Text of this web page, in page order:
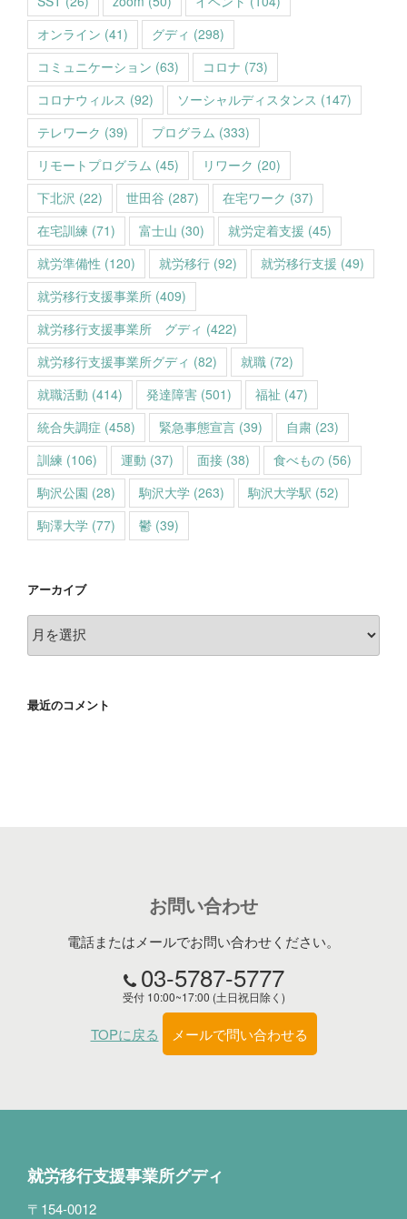
オンライン (41) グディ (298)
コミュニケーション (63) コロナ (73)
コロナウィルス (92) ソーシャルディスタンス (147)
テレワーク (39) プログラム (333)
リモートプログラム (45) リワーク (20)
下北沢 (22) 世田谷 (287) 在宅ワーク (37)
在宅訓練 (71) 富士山 (30) 就労定着支援 (45)
就労準備性 (120) 就労移行 (92) 就労移行支援 (49)
就労移行支援事業所 (409)
就労移行支援事業所 グディ (422)
就労移行支援事業所グディ (82) 就職 (72)
就職活動 (414) 発達障害 (501) 福祉 (47)
統合失調症 (458) 緊急事態宣言 (39) 自粛 (23)
訓練 (106) 運動 (37) 面接 (38) 食べもの (56)
駒沢公園 (28) 駒沢大学 (263) 駒沢大学駅 (52)
駒澤大学 (77) 鬱 (39)
アーカイブ
ア
ー
イ
最近のコメント
お問い合わせ
電話またはメールでお問い合わせください。
03-5787-5777
受付 10:00~17:00 (土日祝日除く)
TOPに戻る メールで問い合わせる
就労移行支援事業所グディ
〒154-0012